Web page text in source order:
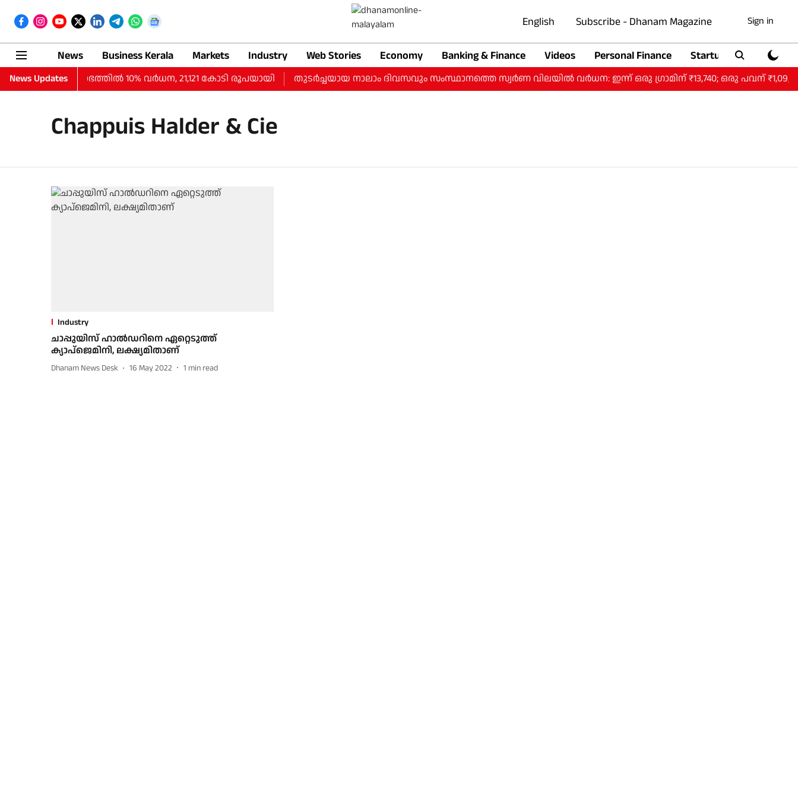
English Subscribe - Dhanam Magazine Sign in
News Business Kerala Markets Industry Web Stories Economy Banking & Finance Videos Personal Finance Startup
News Updates
ലാഭത്തില്‍ 10% വര്‍ധന, 21,121 കോടി രൂപയായി തുടർച്ചയായ നാലാം ദിവസവും സംസ്ഥാനത്തെ സ്വർണ വിലയിൽ വർധന: ഇന്ന് ഒരു ​ഗ്രാമിന് ₹13,740; ഒരു പവന് ₹1,09,920.
Chappuis Halder & Cie
Industry
ചാപ്പുയിസ് ഹാല്‍ഡറിനെ ഏറ്റെടുത്ത്
ക്യാപ്ജെമിനി, ലക്ഷ്യമിതാണ്
Dhanam News Desk 16 May 2022 1 min read